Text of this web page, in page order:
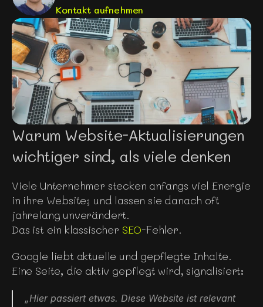
Kontakt aufnehmen
Warum Website-Aktualisierungen
wichtiger sind, als viele denken
Viele Unternehmer stecken anfangs viel Energie
in ihre Website; und lassen sie danach oft
jahrelang unverändert.
Das ist ein klassischer SEO-Fehler.
Google liebt aktuelle und gepflegte Inhalte.
Eine Seite, die aktiv gepflegt wird, signalisiert:
„Hier passiert etwas. Diese Website ist relevant